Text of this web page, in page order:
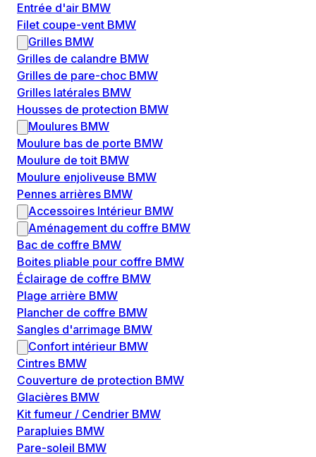
Entrée d'air BMW
Filet coupe-vent BMW
Grilles BMW
Grilles de calandre BMW
Grilles de pare-choc BMW
Grilles latérales BMW
Housses de protection BMW
Moulures BMW
Moulure bas de porte BMW
Moulure de toit BMW
Moulure enjoliveuse BMW
Pennes arrières BMW
Accessoires Intérieur BMW
Aménagement du coffre BMW
Bac de coffre BMW
Boites pliable pour coffre BMW
Éclairage de coffre BMW
Plage arrière BMW
Plancher de coffre BMW
Sangles d'arrimage BMW
Confort intérieur BMW
Cintres BMW
Couverture de protection BMW
Glacières BMW
Kit fumeur / Cendrier BMW
Parapluies BMW
Pare-soleil BMW